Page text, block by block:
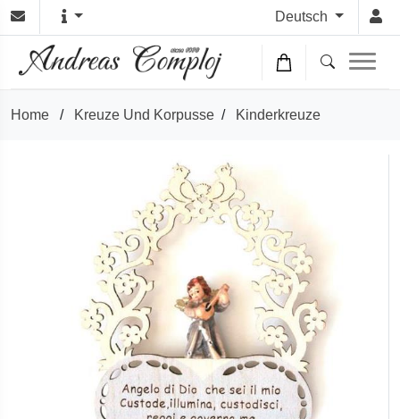
Deutsch
Home / Kreuze Und Korpusse / Kinderkreuze